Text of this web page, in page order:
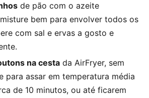
de pão com o azeite
bem para envolver todos os
com sal e ervas a gosto e
na cestada AirFryer, sem
para assar em temperatura média
de 10 minutos, ou até ficarem